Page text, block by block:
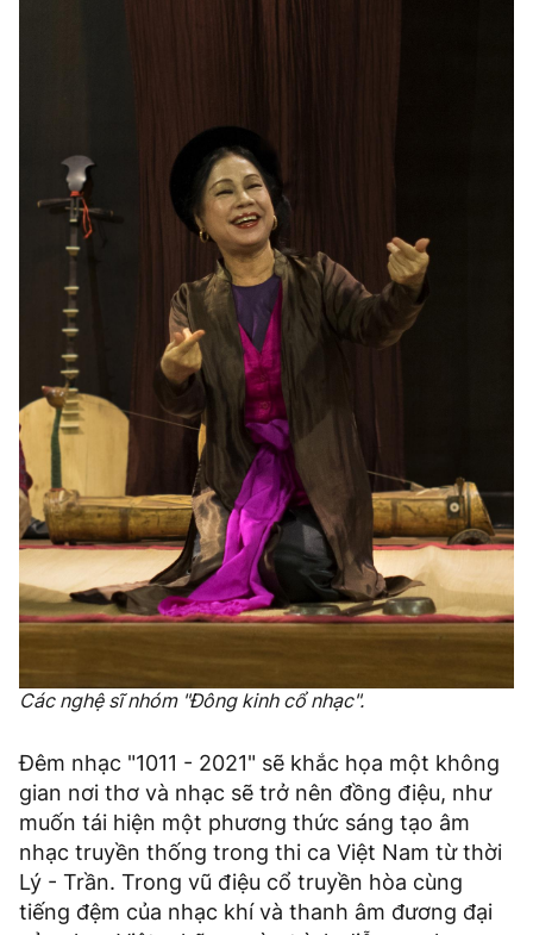
Các nghệ sĩ nhóm "Đông kinh cổ nhạc".
Đêm nhạc "1011 - 2021" sẽ khắc họa một không
gian nơi thơ và nhạc sẽ trở nên đồng điệu, như
muốn tái hiện một phương thức sáng tạo âm
nhạc truyền thống trong thi ca Việt Nam từ thời
Lý - Trần. Trong vũ điệu cổ truyền hòa cùng
tiếng đệm của nhạc khí và thanh âm đương đại